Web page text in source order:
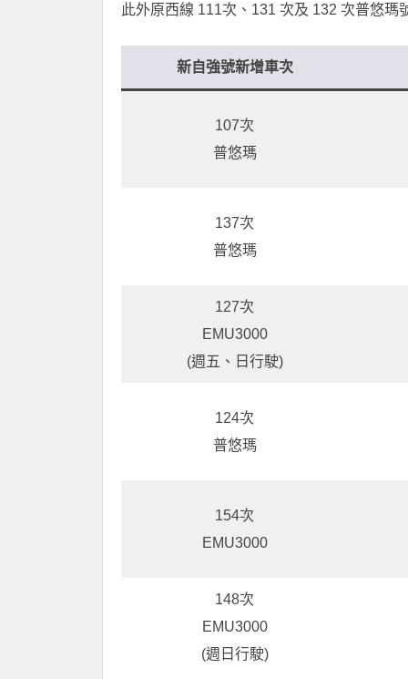
此外原西線 111次、131 次及 132 次普悠
新自強號新增車次
107次
普悠瑪
137次
普悠瑪
127次
EMU3000
(週五、日行駛)
124次
普悠瑪
154次
EMU3000
148次
EMU3000
(週日行駛)